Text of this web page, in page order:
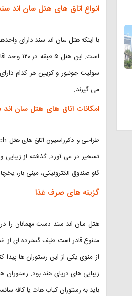
انواع اتاق های هتل سان اند
با اینکه هتل سان اند سند دارای
است. این
سوئیت جونیور و کویین هر کدام
می گیرند.
امکانات اتاق های هتل سان اند
تسخیر در می آورد. گذشته از زیبایی
گاو صندوق الکترونیکی، مینی بار،
گزینه های صرف غذا
متنوع قادر است طیف گسترده ای از
زیبایی های دریای هند بود.
باید به رستوران کباب هات یا کافه